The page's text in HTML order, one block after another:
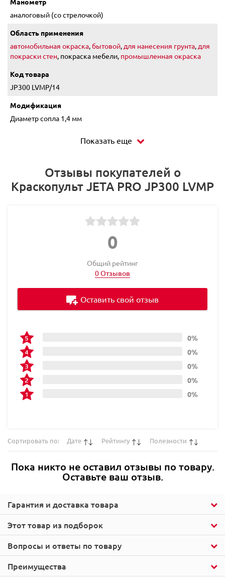
аналоговый (со стрелочкой)
Область применения
автомобильная окраска,бытовой, для нанесения грунта, для
покраски стен, покраска мебели, промышленная окраска
Код товара
JP300 LVMP/14
Модификация
Диаметр сопла 1,4 мм
Показать еще
Этот товар из подборок
Гарантия и доставка товара
Отзывы покупателей о
Краскопульт JETA PRO JP300 LVMP
0
Общий рейтинг
0 Отзывов
0%
0%
0%
0%
0%
Оставить свой отзыв
Сортировать по: Дате Рейтингу Полезности
Пока никто не оставил отзывы по товару.
Оставьте ваш отзыв.
Вопросы и ответы по товару
Преимущества